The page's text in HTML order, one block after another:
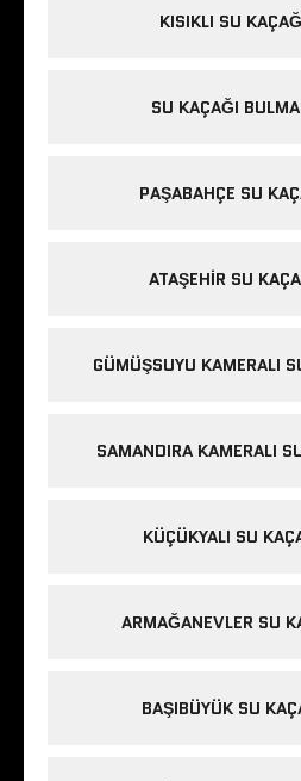
KISIKLI SU
SU KAÇAĞI
PAŞABAHÇE SU
ATAŞEHIR SU
GÜMÜŞSUYU KAMERALI
SAMANDIRA KAMERALI
KÜÇÜKYALI SU
ARMAĞANEVLER SU
BAŞIBÜYÜK SU